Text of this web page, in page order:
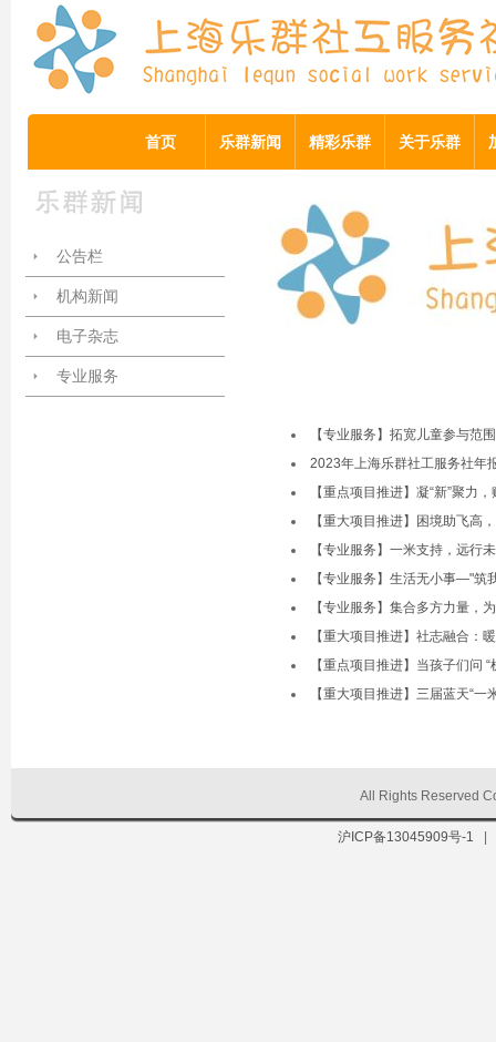
首页 乐群新闻 精彩乐群 关于乐群
公告栏
机构新闻
电子杂志
专业服务
【专业服务】拓宽儿童参与
2023年上海乐群社工服务社年
【重点项目推进】凝“新”聚
【重大项目推进】困境助飞高
【专业服务】一米支持，远
【专业服务】生活无小事—"筑
【专业服务】集合多方力量，
【重大项目推进】社志融合：
【重点项目推进】当孩子们问
【重大项目推进】三届蓝天“
All Rights Reserved
沪ICP备13045909号-1